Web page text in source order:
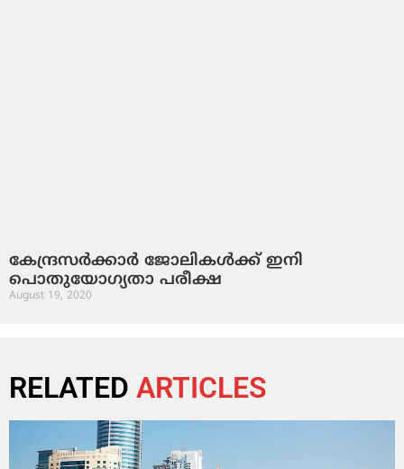
കേന്ദ്രസര്‍ക്കാര്‍ ജോലികള്‍ക്ക് ഇനി
പൊതുയോഗ്യതാ പരീക്ഷ
August 19, 2020
RELATED ARTICLES